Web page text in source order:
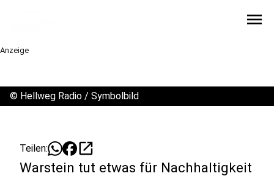
menu
Anzeige
© Hellweg Radio / Symbolbild
Teilen: open_in_new
Warstein tut etwas für Nachhaltigkeit